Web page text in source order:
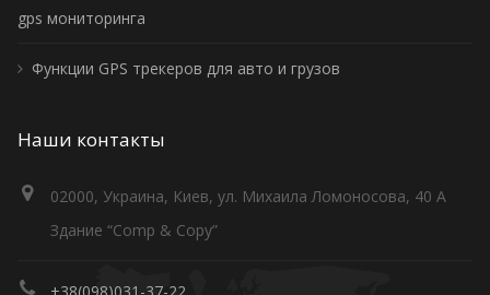
gps мониторинга
Функции GPS трекеров для авто и грузов
Наши контакты
02000, Украина, Киев, ул. Михаила Ломоносова, 40 А
Здание “Comp & Copy”